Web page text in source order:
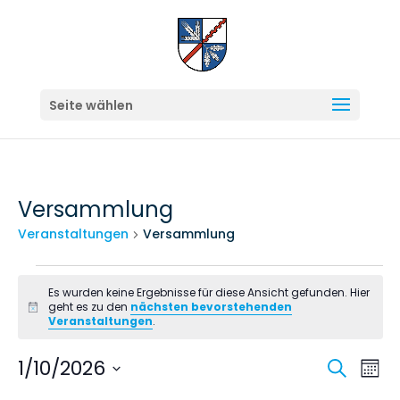
Seite wählen
Versammlung
Veranstaltungen Versammlung
Hinweis
Es wurden keine Ergebnisse für diese Ansicht gefunden. Hier
geht es zu den nächsten bevorstehenden
Veranstaltungen.
Suche
1/10/2026